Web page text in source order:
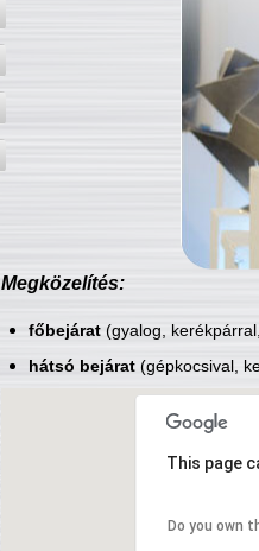
Megközelítés:
főbejárat(gyalog,
hátsó bejárat(gépkocsival,
This page
Do you own